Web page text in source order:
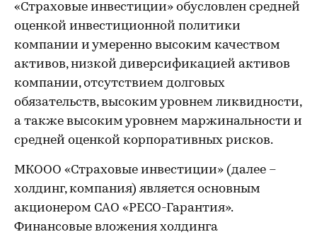
«Страховые инвестиции» обусловлен средней
оценкой инвестиционной политики
компании и умеренно высоким качеством
активов, низкой диверсификацией активов
компании, отсутствием долговых
обязательств, высоким уровнем ликвидности,
а также высоким уровнем маржинальности и
средней оценкой корпоративных рисков.
МКООО «Страховые инвестиции» (далее –
холдинг, компания) является основным
акционером САО «РЕСО-Гарантия».
Финансовые вложения холдинга